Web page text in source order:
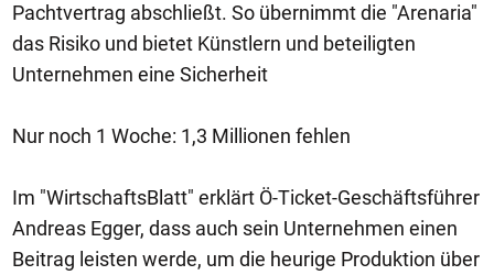
Pachtvertrag abschließt. So übernimmt die "Arenaria"
das Risiko und bietet Künstlern und beteiligten
Unternehmen eine Sicherheit
Nur noch 1 Woche: 1,3 Millionen fehlen
Im "WirtschaftsBlatt" erklärt Ö-Ticket-Geschäftsführer
Andreas Egger, dass auch sein Unternehmen einen
Beitrag leisten werde, um die heurige Produktion über